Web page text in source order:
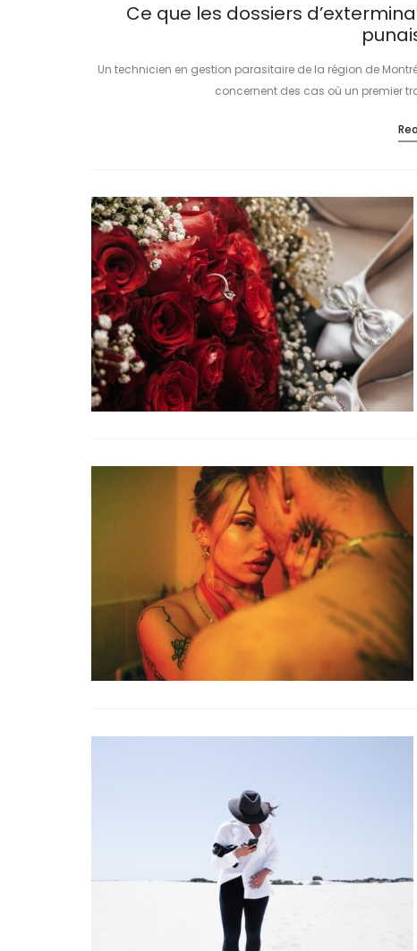
Ce que les dossiers
Un technicien en gestion parasitaire de la région de
concernent des cas où un premier